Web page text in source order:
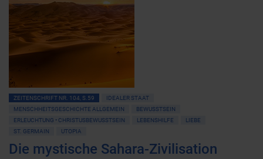
ZEITENSCHRIFT NR. 104, S.59
IDEALER STAAT
MENSCHHEITSGESCHICHTE ALLGEMEIN
BEWUSSTSEIN
ERLEUCHTUNG • CHRISTUSBEWUSSTSEIN
LEBENSHILFE
LIEBE
ST. GERMAIN
UTOPIA
Die mystische Sahara-Zivilisation